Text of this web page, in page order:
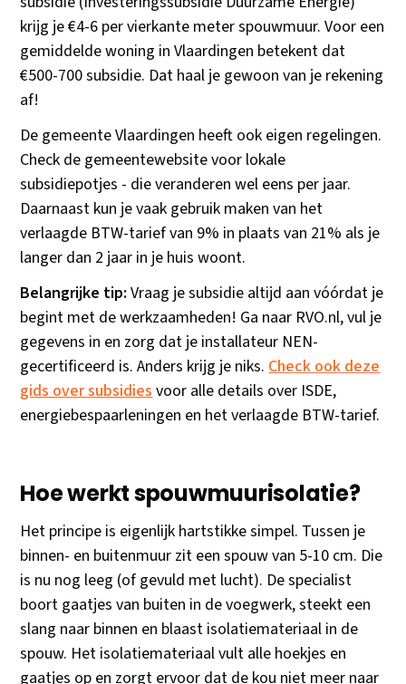
krijg je €4-6 per vierkante meter spouwmuur. Voor een
gemiddelde woning in Vlaardingen betekent dat
€500-700 subsidie. Dat haal je gewoon van je rekening
af!
De gemeente Vlaardingen heeft ook eigen regelingen.
Check de gemeentewebsite voor lokale
subsidiepotjes - die veranderen wel eens per jaar.
Daarnaast kun je vaak gebruik maken van het
verlaagde BTW-tarief van 9% in plaats van 21% als je
langer dan 2 jaar in je huis woont.
Belangrijke tip: Vraag je subsidie altijd aan vóórdat je
begint met de werkzaamheden! Ga naar RVO.nl, vul je
gegevens in en zorg dat je installateur NEN-
gecertificeerd is. Anders krijg je niks.Check ook deze
gids over subsidiesvoor alle details over ISDE,
energiebespaarleningen en het verlaagde BTW-tarief.
Hoe werkt spouwmuurisolatie?
Het principe is eigenlijk hartstikke simpel. Tussen je
binnen- en buitenmuur zit een spouw van 5-10 cm. Die
is nu nog leeg (of gevuld met lucht). De specialist
boort gaatjes van buiten in de voegwerk, steekt een
slang naar binnen en blaast isolatiemateriaal in de
spouw. Het isolatiemateriaal vult alle hoekjes en
gaatjes op en zorgt ervoor dat de kou niet meer naar